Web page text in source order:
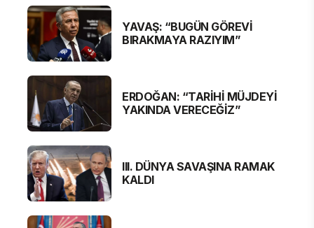
YAVAŞ: “BUGÜN GÖREVİ
BIRAKMAYA RAZIYIM”
ERDOĞAN: “TARİHİ MÜJDEYİ
YAKINDA VERECEĞİZ”
III. DÜNYA SAVAŞINA RAMAK
KALDI